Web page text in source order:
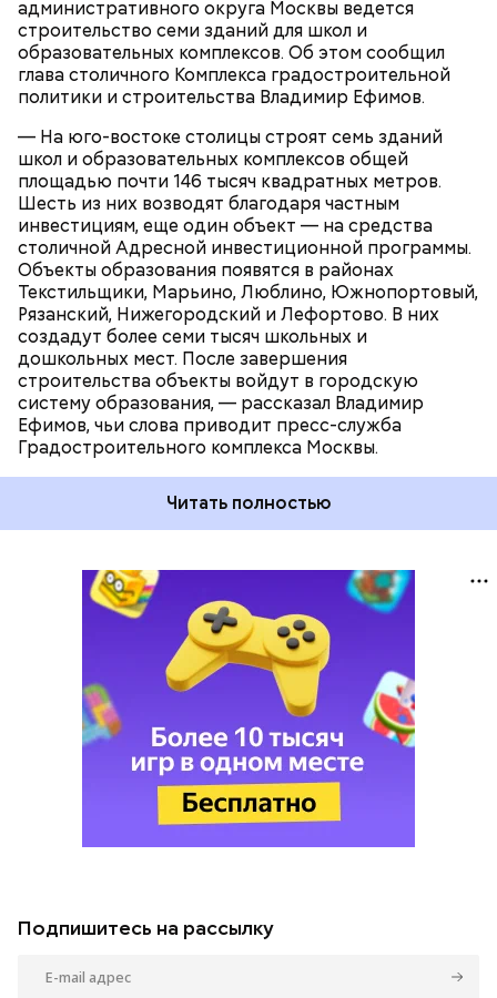
административного округа Москвы ведется
строительство семи зданий для школ и
образовательных комплексов. Об этом сообщил
глава столичного Комплекса градостроительной
политики и строительства Владимир Ефимов.
— На юго-востоке столицы строят семь зданий
школ и образовательных комплексов общей
площадью почти 146 тысяч квадратных метров.
Шесть из них возводят благодаря частным
инвестициям, еще один объект — на средства
столичной Адресной инвестиционной программы.
Объекты образования появятся в районах
Текстильщики, Марьино, Люблино, Южнопортовый,
Рязанский, Нижегородский и Лефортово. В них
создадут более семи тысяч школьных и
дошкольных мест. После завершения
строительства объекты войдут в городскую
систему образования, — рассказал Владимир
Ефимов, чьи слова приводит пресс-служба
Градостроительного комплекса Москвы.
шаговой доступности от жилых кварталов.
Благодаря этому снизится нагрузка на
существующие учебные организации, обучение
будет проходить в комфортных условиях, появятся
новые образовательные возможности.
Читать полностью
СТРОИТЕЛЬСТВО
ВЛАДИМИР ЕФИМОВ
Подпишитесь на рассылку